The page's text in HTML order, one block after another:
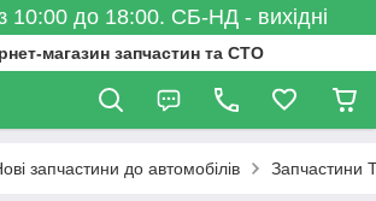
10:00 до 18:00. СБ-НД - вихідні
магазин запчастин та СТО
запчастини до автомобілів Запчастини